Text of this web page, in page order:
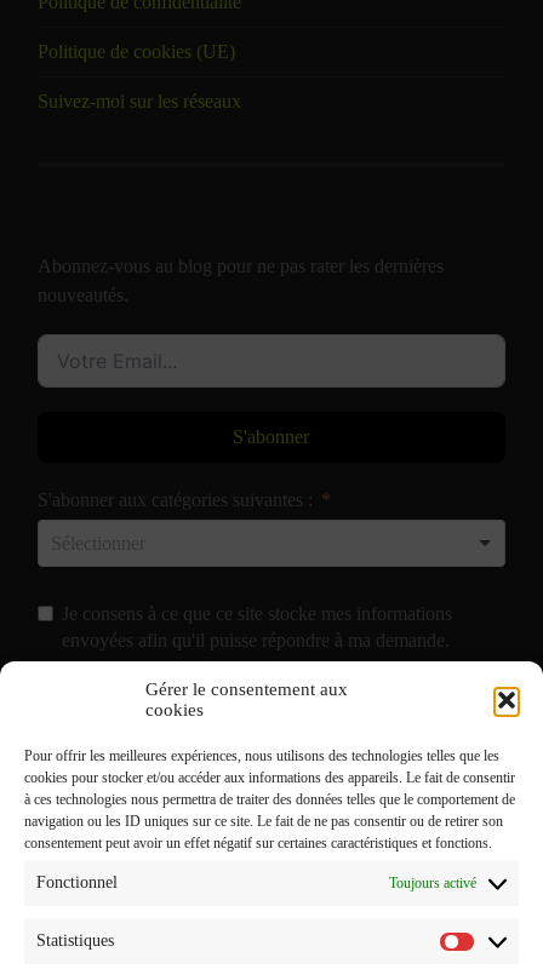
Gérer le consentement aux
cookies
Pour offrir les meilleures expériences, nous utilisons des technologies telles que les
cookies pour stocker et/ou accéder aux informations des appareils. Le fait de consentir
à ces technologies nous permettra de traiter des données telles que le comportement de
navigation ou les ID uniques sur ce site. Le fait de ne pas consentir ou de retirer son
consentement peut avoir un effet négatif sur certaines caractéristiques et fonctions.
Fonctionnel Toujours activé
Statistiques
Politique de cookies (UE)
Suivez-moi sur les réseaux
Abonnez-vous au blog pour ne pas rater les dernières
nouveautés.
S'abonner
S'abonner aux catégories suivantes :
Je consens à ce que ce site stocke mes informations
envoyées afin qu'il puisse répondre à ma demande.
J'accepte de recevoir vos e-mails et confirme avoir pris
Mentions Légales.